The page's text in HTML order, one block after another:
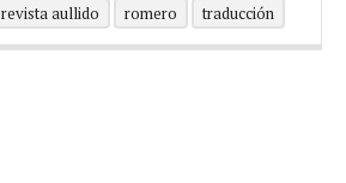
revista aullido romero traducción